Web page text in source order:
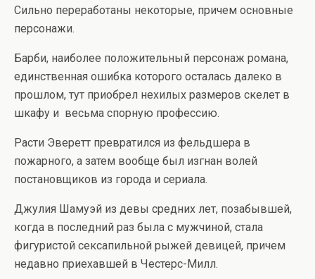
Сильно переработаны некоторые, причем основные
персонажи.
Барби, наиболее положительный персонаж романа,
единственная ошибка которого осталась далеко в
прошлом, тут приобрел нехилых размеров скелет в
шкафу и весьма спорную профессию.
Расти Эверетт превратился из фельдшера в
пожарного, а затем вообще был изгнан волей
постановщиков из города и сериала.
Джулия Шамуэй из девы средних лет, позабывшей,
когда в последний раз была с мужчиной, стала
фигуристой сексапильной рыжей девицей, причем
недавно приехавшей в Честерс-Милл.